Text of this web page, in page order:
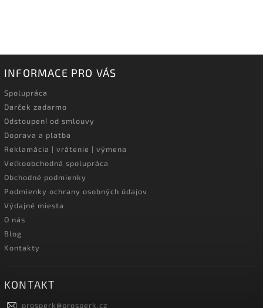
INFORMACE PRO VÁS
Spolupráca
Darček zadarmo
Odstoupení od smlouvy
Doprava a platba
Reklamácia | vrátenie | výmena
Veľkoobchodná spolupráca
Obchodné podmienky
Podmienky ochrany osobných údajov
Výdajné miesta
O nás
Blog
Kontakty
KONTAKT
prosperk@prosperk.cz